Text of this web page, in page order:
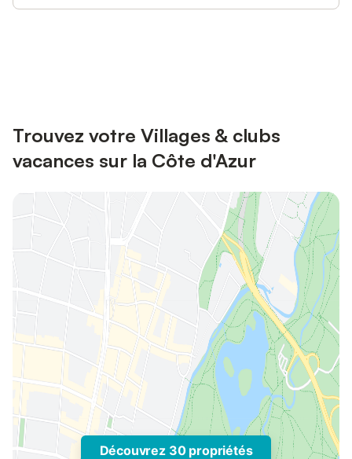
Trouvez votre Villages & clubs
vacances sur la Côte d'Azur
Découvrez 30 propriétés